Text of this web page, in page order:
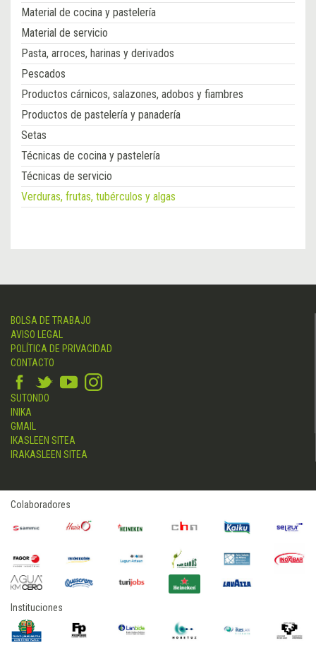
Material de cocina y pastelería
Material de servicio
Pasta, arroces, harinas y derivados
Pescados
Productos cárnicos, salazones, adobos y fiambres
Productos de pastelería y panadería
Setas
Técnicas de cocina y pastelería
Técnicas de servicio
Verduras, frutas, tubérculos y algas
BOLSA DE TRABAJO
AVISO LEGAL
POLÍTICA DE PRIVACIDAD
CONTACTO
SUTONDO
INIKA
GMAIL
IKASLEEN SITEA
IRAKASLEEN SITEA
Colaboradores
Instituciones